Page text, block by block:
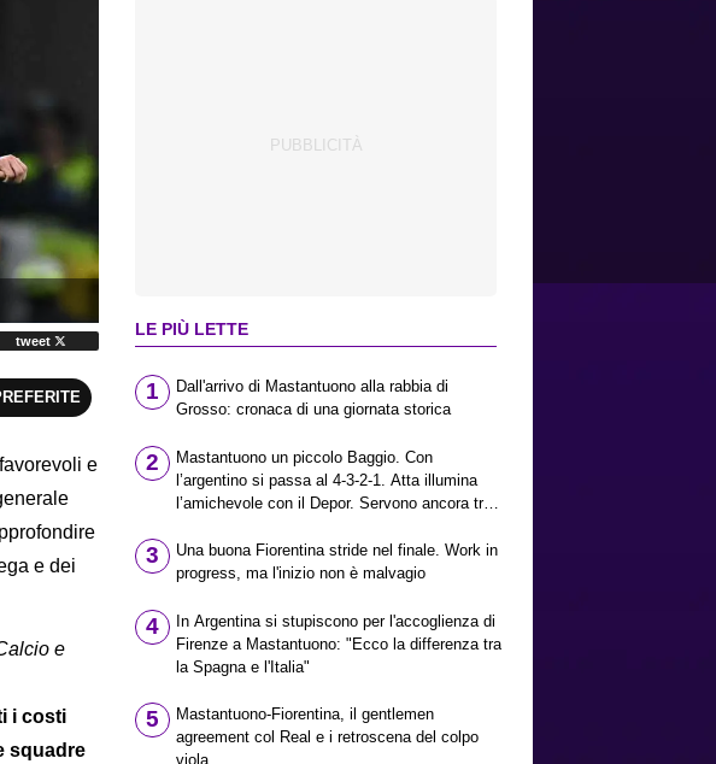
tweet
e
e dei
e
i costi
squadre
LE PIÙ LETTE
1
Dall'arrivo di Mastantuono alla rabbia di
Grosso: cronaca di una giornata storica
2
Mastantuono un piccolo Baggio. Con
l’argentino si passa al 4-3-2-1. Atta illumina
l’amichevole con il Depor. Servono ancora tre
Antognoni, un finale senza vincitori
3
Una buona Fiorentina stride nel finale. Work in
progress, ma l'inizio non è malvagio
4
In Argentina si stupiscono per l'accoglienza di
Firenze a Mastantuono: "Ecco la differenza tra
la Spagna e l'Italia"
5
Mastantuono-Fiorentina, il gentlemen
agreement col Real e i retroscena del colpo
viola